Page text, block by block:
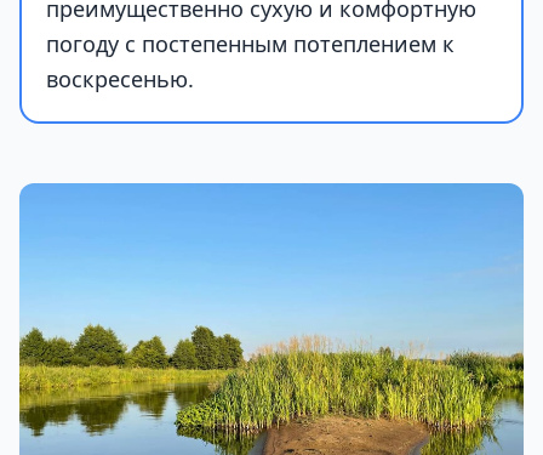
преимущественно сухую и комфортную
погоду с постепенным потеплением к
воскресенью.